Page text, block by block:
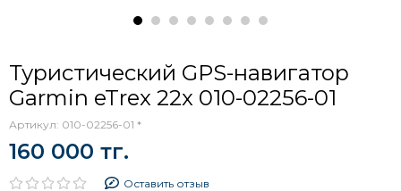
Туристический GPS-навигатор
Garmin eTrex 22x 010-02256-01
Артикул: 010-02256-01 *
160 000 тг.
Оставить отзыв